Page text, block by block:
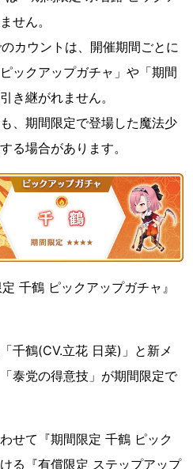
せん。
カウントは、開催期間ごとに
ックアップガチャ」や「期間
き継がれません。
、期間限定で登場した魔法少
る場合があります。
千鶴 ピックアップガチャ』
千鶴(CV.立花 日菜)」と新メ
泰党の得意技」が期間限定で
せて『期間限定 千鶴 ピック
る『有償限定 ステップアップ